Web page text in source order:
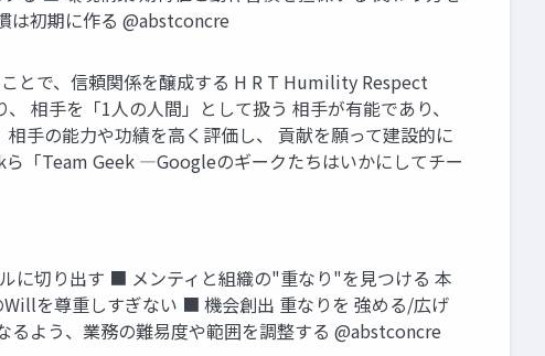
は初期に作る @abstconcre
とで、信頼関係を醸成する H R T Humility Respect
相⼿を「1⼈の⼈間」として扱う 相⼿が有能であり、
⼿の能⼒や功績を⾼く評価し、 貢献を願って建設的に
「Team Geek ―Googleのギークたちはいかにしてチー
に切り出す ■ メンティと組織の"重なり"を⾒つける 本
を尊重しすぎない ■ 機会創出 重なりを 強める/広げ
よう、業務の難易度や範囲を調整する @abstconcre